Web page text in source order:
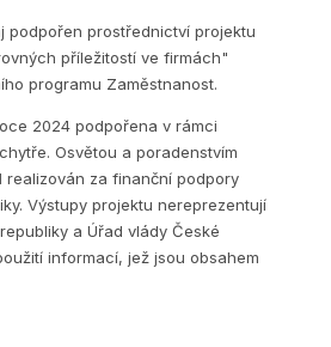
podpořen prostřednictví projektu
příležitostí ve firmách"
programu Zaměstnanost.
2024 podpořena v rámci
Osvětou a poradenstvím
realizován za finanční podpory
Výstupy projektu nereprezentují
a Úřad vlády České
informací, jež jsou obsahem